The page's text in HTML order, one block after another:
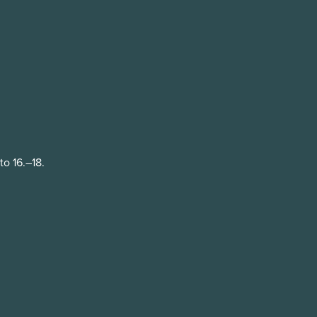
16.–18.